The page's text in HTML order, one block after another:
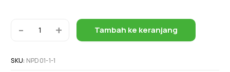
+
- Tambah ke keranjang
SKU: NPD01-1-1